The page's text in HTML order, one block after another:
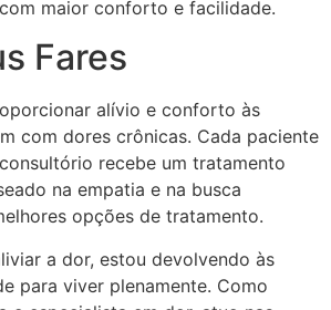
maior conforto e facilidade.
Fares
alívio e conforto às
com dores crônicas. Cada paciente
recebe um tratamento
na empatia e na busca
opções de tratamento.
a dor, estou devolvendo às
para viver plenamente. Como